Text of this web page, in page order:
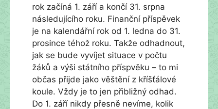
rok začíná 1. září a končí 31. srpna
následujícího roku. Finanční příspěvek
je na kalendářní rok od 1. ledna do 31.
prosince téhož roku. Takže odhadnout,
jak se bude vyvíjet situace v počtu
žáků a výši státního příspvěku – to mi
občas přijde jako věštění z kříšťálové
koule. Vždy je to jen přibližný odhad.
Do 1. září nikdy přesně nevíme, kolik